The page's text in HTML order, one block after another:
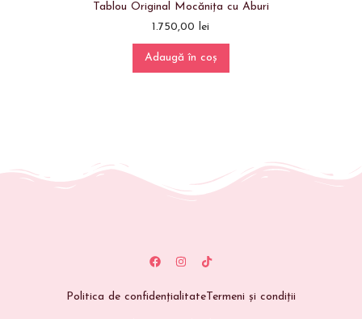
Tablou Original Mocănița cu Aburi
1.750,00lei
Adaugă în coș
Politica de confidențialitate Termeni și condiții